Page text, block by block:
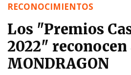
RECONOCIMIENTOS
Los "Premios
2022" reconocen
MONDRAGON